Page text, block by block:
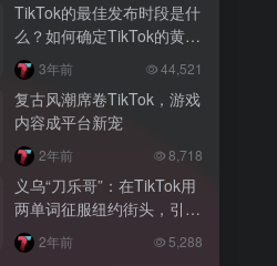
TikTok的最佳发布时段是什
么？如何确定TikTok的黄金
发布时间？
3年前 44,521
复古风潮席卷TikTok，游戏
内容成平台新宠
2年前 8,718
义乌“刀乐哥”：在TikTok用
两单词征服纽约街头，引爆
全球义乌制造热潮
2年前 5,288